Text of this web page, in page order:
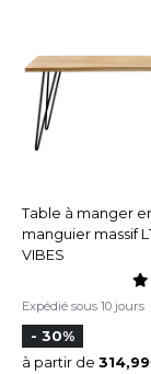
Table à manger
manguier massif
VIBES
Expédié sous 10 jours
- 30%
à partir de